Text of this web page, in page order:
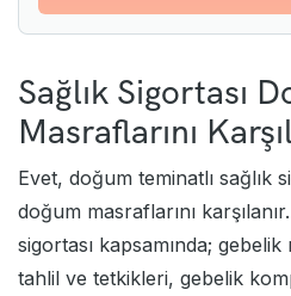
Sağlık Sigortası
Masraflarını
Evet, doğum teminatlı sağlık
doğum masraflarını
sigortası kapsamında;
tahlil ve tetkikleri, gebelik